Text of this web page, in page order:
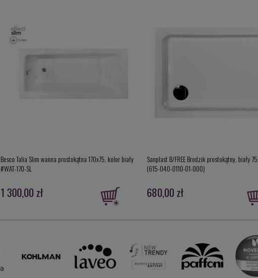
Besco Talia Slim wanna prostokątna 170x75, kolor biały
#WAT-170-SL
1 300,00 zł
Sanplast B/FREE Brodzik prostokątny, biały
(615-040-0110-01-000)
680,00 zł